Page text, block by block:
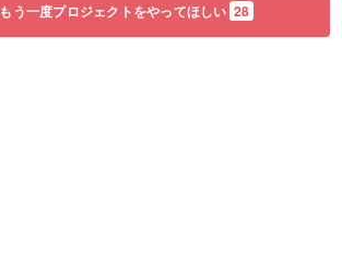
もう一度プロジェクトをやってほしい 28